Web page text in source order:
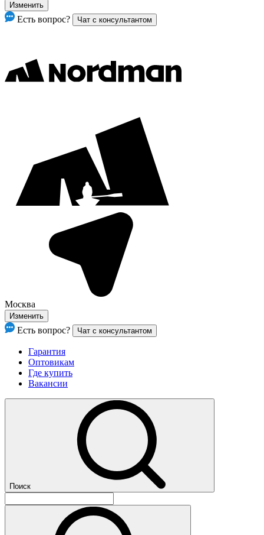
Изменить
Есть вопрос? Чат с консультантом
Москва
Изменить
Есть вопрос? Чат с консультантом
Гарантия
Оптовикам
Где купить
Вакансии
Поиск